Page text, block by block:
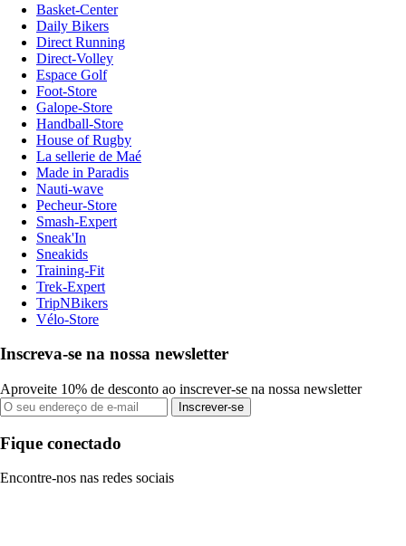
Basket-Center
Daily Bikers
Direct Running
Direct-Volley
Espace Golf
Foot-Store
Galope-Store
Handball-Store
House of Rugby
La sellerie de Maé
Made in Paradis
Nauti-wave
Pecheur-Store
Smash-Expert
Sneak'In
Sneakids
Training-Fit
Trek-Expert
TripNBikers
Vélo-Store
Inscreva-se na nossa newsletter
Aproveite 10% de desconto ao inscrever-se na nossa newsletter
Inscrever-se
Fique conectado
Encontre-nos nas redes sociais